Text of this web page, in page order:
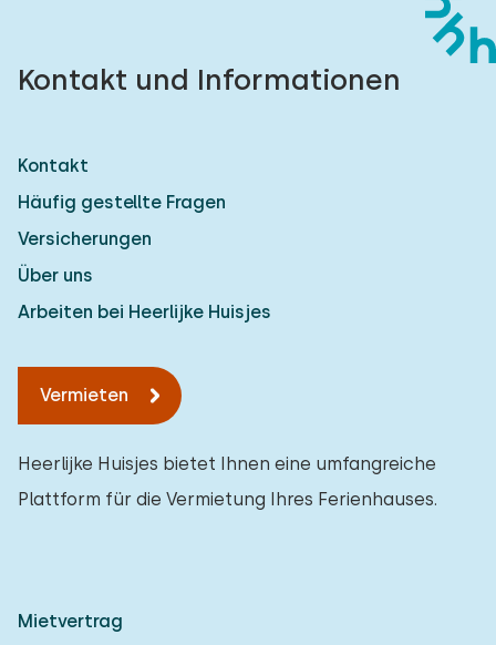
Kontakt und Informationen
Kontakt
Häufig gestellte Fragen
Versicherungen
Über uns
Arbeiten bei Heerlijke Huisjes
Vermieten
Heerlijke Huisjes bietet Ihnen eine umfangreiche
Plattform für die Vermietung Ihres Ferienhauses.
Mietvertrag